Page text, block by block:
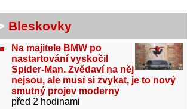
Bleskovky
Na majitele BMW po
nastartování vyskočil
Spider-Man. Zvědaví na něj
nejsou, ale musí si zvykat, je to nový
smutný projev moderny
před 2 hodinami